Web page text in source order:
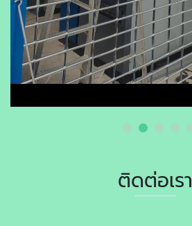
ติดต่อเรา